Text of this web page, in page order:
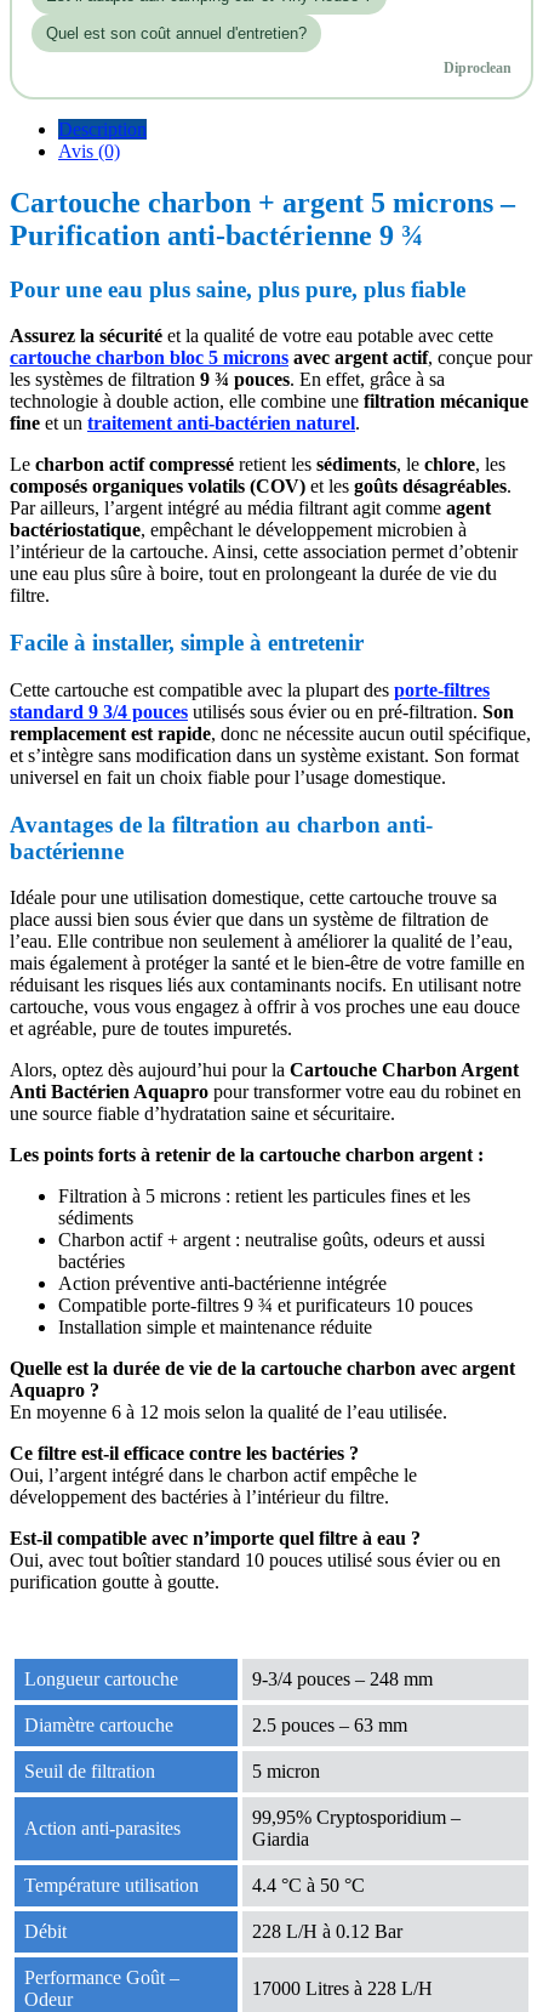
Quel est son coût annuel d'entretien?
Diproclean
Description
Avis (0)
Cartouche charbon + argent 5 microns –
Purification anti-bactérienne 9 ¾
Pour une eau plus saine, plus pure, plus fiable
Assurez la sécurité et la qualité de votre eau potable avec cette
cartouche charbon bloc 5 microns avec argent actif, conçue pour
les systèmes de filtration 9 ¾ pouces. En effet, grâce à sa
technologie à double action, elle combine une filtration mécanique
fine et un traitement anti-bactérien naturel.
Le charbon actif compressé retient les sédiments, le chlore, les
composés organiques volatils (COV) et les goûts désagréables.
Par ailleurs, l’argent intégré au média filtrant agit comme agent
bactériostatique, empêchant le développement microbien à
l’intérieur de la cartouche. Ainsi, cette association permet d’obtenir
une eau plus sûre à boire, tout en prolongeant la durée de vie du
filtre.
Facile à installer, simple à entretenir
Cette cartouche est compatible avec la plupart des porte-filtres
standard 9 3/4 pouces utilisés sous évier ou en pré-filtration. Son
remplacement est rapide, donc ne nécessite aucun outil spécifique,
et s’intègre sans modification dans un système existant. Son format
universel en fait un choix fiable pour l’usage domestique.
Avantages de la filtration au charbon anti-
bactérienne
Idéale pour une utilisation domestique, cette cartouche trouve sa
place aussi bien sous évier que dans un système de filtration de
l’eau. Elle contribue non seulement à améliorer la qualité de l’eau,
mais également à protéger la santé et le bien-être de votre famille en
réduisant les risques liés aux contaminants nocifs. En utilisant notre
cartouche, vous vous engagez à offrir à vos proches une eau douce
et agréable, pure de toutes impuretés.
Alors, optez dès aujourd’hui pour la Cartouche Charbon Argent
Anti Bactérien Aquapro pour transformer votre eau du robinet en
une source fiable d’hydratation saine et sécuritaire.
Les points forts à retenir de la cartouche charbon argent :
Filtration à 5 microns : retient les particules fines et les
sédiments
Charbon actif + argent : neutralise goûts, odeurs et aussi
bactéries
Action préventive anti-bactérienne intégrée
Compatible porte-filtres 9 ¾ et purificateurs 10 pouces
Installation simple et maintenance réduite
Quelle est la durée de vie de la cartouche charbon avec argent
Aquapro ?
En moyenne 6 à 12 mois selon la qualité de l’eau utilisée.
Ce filtre est-il efficace contre les bactéries ?
Oui, l’argent intégré dans le charbon actif empêche le
développement des bactéries à l’intérieur du filtre.
Est-il compatible avec n’importe quel filtre à eau ?
Oui, avec tout boîtier standard 10 pouces utilisé sous évier ou en
purification goutte à goutte.
Longueur cartouche 9-3/4 pouces – 248 mm
Diamètre cartouche 2.5 pouces – 63 mm
Seuil de filtration 5 micron
Action anti-parasites
99,95% Cryptosporidium –
Giardia
Température utilisation 4.4 °C à 50 °C
Débit 228 L/H à 0.12 Bar
Performance Goût –
Odeur
17000 Litres à 228 L/H